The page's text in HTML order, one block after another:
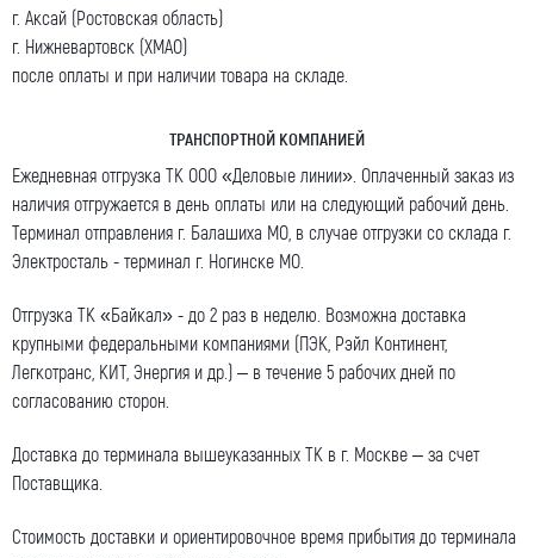
г. Аксай (Ростовская область)
г. Нижневартовск (ХМАО)
после оплаты и при наличии товара на складе.
ТРАНСПОРТНОЙ КОМПАНИЕЙ
Ежедневная отгрузка ТК ООО «Деловые линии». Оплаченный заказ из
наличия отгружается в день оплаты или на следующий рабочий день.
Терминал отправления г. Балашиха МО, в случае отгрузки со склада г.
Электросталь - терминал г. Ногинске МО.
Отгрузка ТК «Байкал» - до 2 раз в неделю. Возможна доставка
крупными федеральными компаниями (ПЭК, Рэйл Континент,
Легкотранс, КИТ, Энергия и др.) – в течение 5 рабочих дней по
согласованию сторон.
Доставка до терминала вышеуказанных ТК в г. Москве – за счет
Поставщика.
Стоимость доставки и ориентировочное время прибытия до терминала
Я даю согласие на обработку моих персональных
ООО «ЦЕПЬИНВЕСТ».
Посмотреть текст согласия